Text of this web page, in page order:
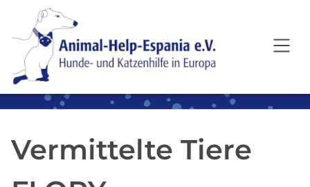
SKIP TO MAIN CONTENT
Vermittelte Tiere